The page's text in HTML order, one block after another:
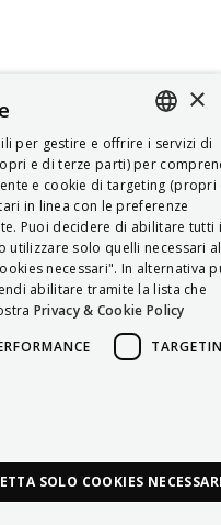
ITALIAN
ENGLISH
FRENCH
HUNGARIAN
DEUTSCH
POLSKI
×
per gestire e offrire i servizi di
e di terze parti) per
e cookie di targeting (propri
in linea con le preferenze
Puoi decidere di abilitare tutti i
utilizzare solo quelli necessari al
necessari". In alternativa
abilitare tramite la lista che
Privacy & Cookie Policy
SOLO COOKIES